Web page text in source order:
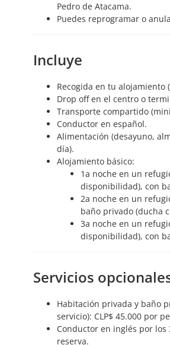
Pedro de Atacama.
Puedes reprogramar o
Incluye
Recogida en tu alojamiento
Drop off en el centro o
Transporte compartido
Conductor en español.
Alimentación (desayuno,
día).
Alojamiento básico:
1a noche en un
disponibilidad), con
2a noche en un
baño privado (ducha
3a noche en un
disponibilidad), con
Servicios
Habitación privada y baño
servicio): CLP$ 45.000 por
Conductor en inglés por
reserva.